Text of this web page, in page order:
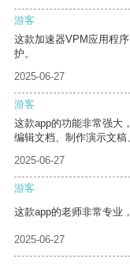
游客
这款加速器VPM应用程
护。
2025-06-27
游客
这款app的功能非常强大
编辑文档、制作演示文稿
2025-06-27
游客
这款app的老师非常专业
2025-06-27